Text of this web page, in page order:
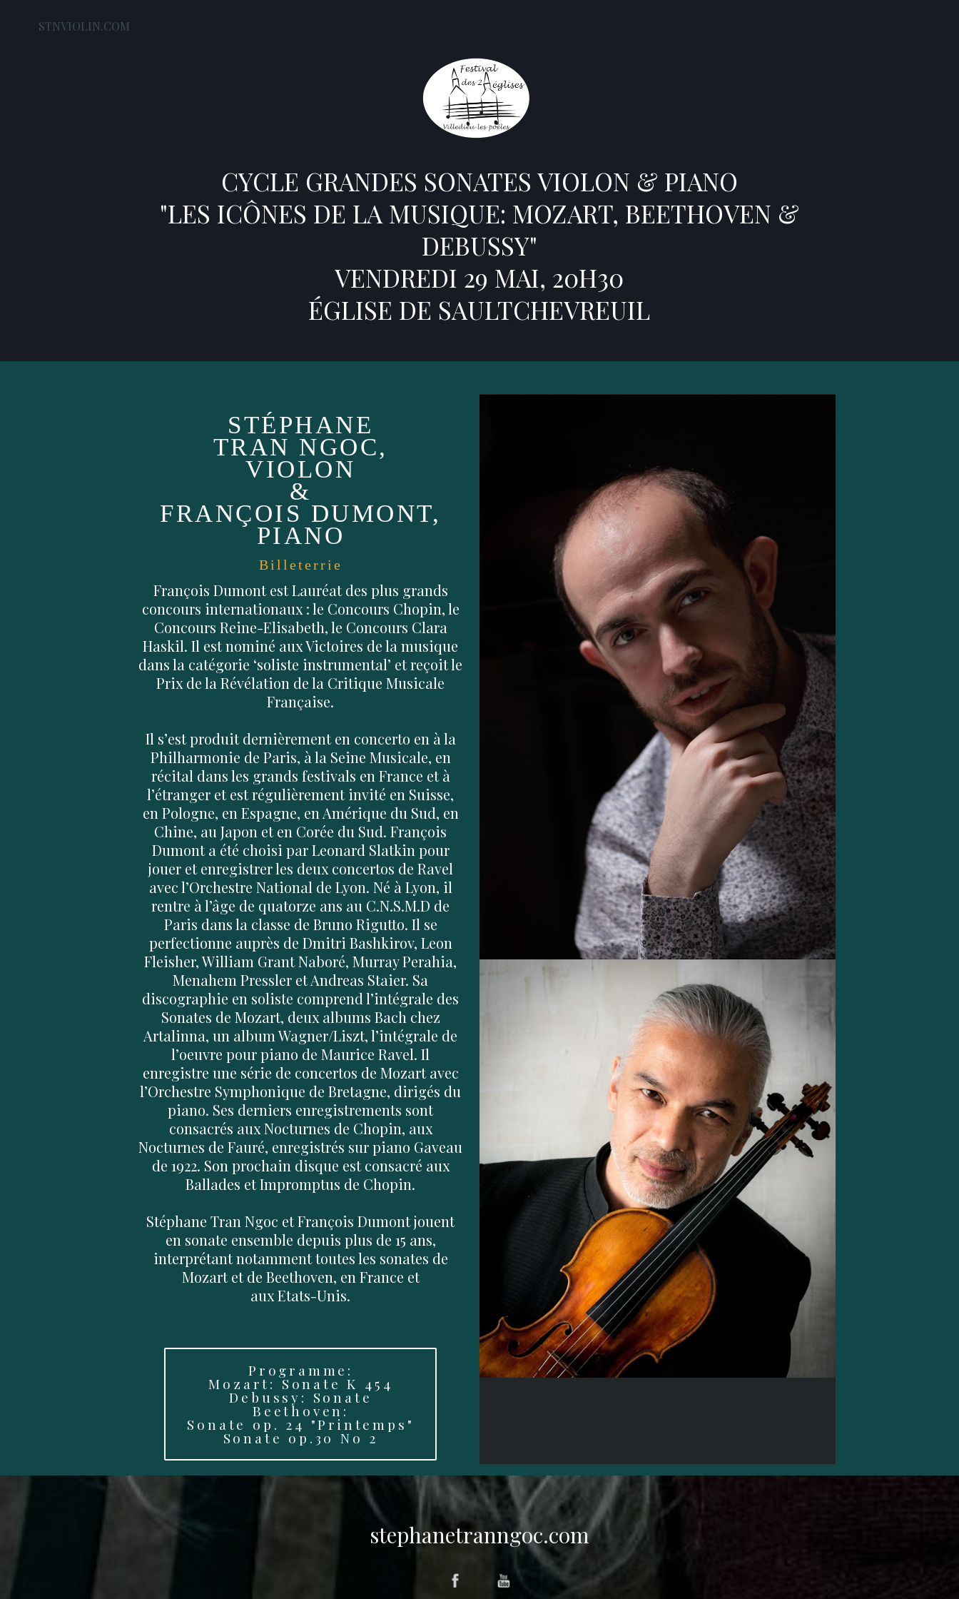
STNVIOLIN.COM
CYCLE GRANDES SONATES VIOLON & PIANO
"LES ICÔNES DE LA MUSIQUE: MOZART, BEETHOVEN &
DEBUSSY"
VENDREDI 29 MAI, 20H30
ÉGLISE DE SAULTCHEVREUIL
STÉPHANE
TRAN NGOC,
VIOLON
&
FRANÇOIS DUMONT,
PIANO
Billeterrie
François Dumont est Lauréat des plus grands
concours internationaux : le Concours Chopin, le
Concours Reine-Elisabeth, le Concours Clara
Haskil. Il est nominé aux Victoires de la musique
dans la catégorie ‘soliste instrumental’ et reçoit le
Prix de la Révélation de la Critique Musicale
Française.
Il s’est produit dernièrement en concerto en à la
Philharmonie de Paris, à la Seine Musicale, en
récital dans les grands festivals en France et à
l’étranger et est régulièrement invité en Suisse,
en Pologne, en Espagne, en Amérique du Sud, en
Chine, au Japon et en Corée du Sud. François
Dumont a été choisi par Leonard Slatkin pour
jouer et enregistrer les deux concertos de Ravel
avec l’Orchestre National de Lyon. Né à Lyon, il
rentre à l’âge de quatorze ans au C.N.S.M.D de
Paris dans la classe de Bruno Rigutto. Il se
perfectionne auprès de Dmitri Bashkirov, Leon
Fleisher, William Grant Naboré, Murray Perahia,
Menahem Pressler et Andreas Staier. Sa
discographie en soliste comprend l’intégrale des
Sonates de Mozart, deux albums Bach chez
Artalinna, un album Wagner/Liszt, l’intégrale de
l’oeuvre pour piano de Maurice Ravel. Il
enregistre une série de concertos de Mozart avec
l’Orchestre Symphonique de Bretagne, dirigés du
piano. Ses derniers enregistrements sont
consacrés aux Nocturnes de Chopin, aux
Nocturnes de Fauré, enregistrés sur piano Gaveau
de 1922. Son prochain disque est consacré aux
Ballades et Impromptus de Chopin.
Stéphane Tran Ngoc et François Dumont jouent
en sonate ensemble depuis plus de 15 ans,
interprétant notamment toutes les sonates de
Mozart et de Beethoven, en France et
aux Etats-Unis.
Programme:
Mozart: Sonate K 454
Debussy: Sonate
Beethoven:
Sonate op. 24 "Printemps"
Sonate op.30 No 2
stephanetranngoc.com